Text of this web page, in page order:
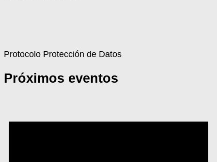
Protocolo Protección de Datos
Próximos eventos